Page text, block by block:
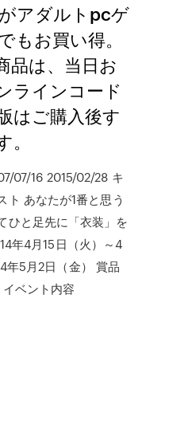
アダルトpcゲ
もお買い得。
品は、当日お
ラインコード
はご購入後す
07/16 2015/02/28 キ
ト あなたが1番と思う
ひと足先に「衣装」を
年4月15日（火）～4
年5月2日（金） 賞品
ベント内容